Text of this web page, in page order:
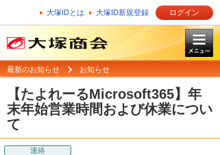
大塚IDとは 大塚ID新規登録 ログイン
最新のお知らせ お知らせ
【たよれーるMicrosoft365】年
末年始営業時間および休業につい
て
連絡